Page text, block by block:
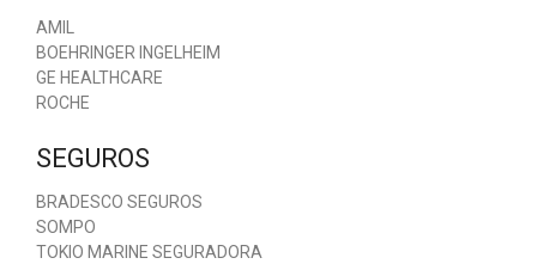
AMIL
BOEHRINGER INGELHEIM
GE HEALTHCARE
ROCHE
SEGUROS
BRADESCO SEGUROS
SOMPO
TOKIO MARINE SEGURADORA